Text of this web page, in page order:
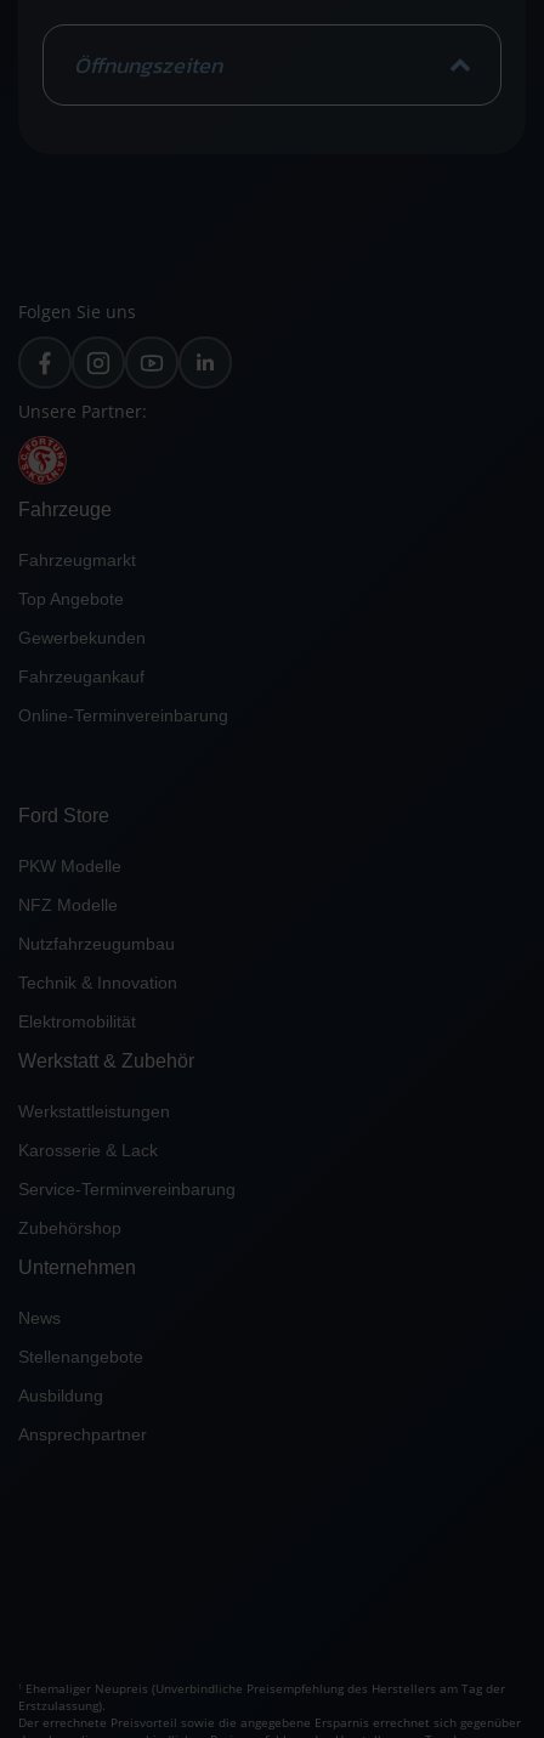
Öffnungszeiten
Folgen Sie uns
Unsere Partner:
Fahrzeuge
Fahrzeugmarkt
Top Angebote
Gewerbekunden
Fahrzeugankauf
Online-Terminvereinbarung
Ford Store
PKW Modelle
NFZ Modelle
Nutzfahrzeugumbau
Technik & Innovation
Elektromobilität
Werkstatt & Zubehör
Werkstattleistungen
Karosserie & Lack
Service-Terminvereinbarung
Zubehörshop
Unternehmen
News
Stellenangebote
Ausbildung
Ansprechpartner
1 Ehemaliger Neupreis (Unverbindliche Preisempfehlung des Herstellers am Tag der
Erstzulassung).
Der errechnete Preisvorteil sowie die angegebene Ersparnis errechnet sich gegenüber